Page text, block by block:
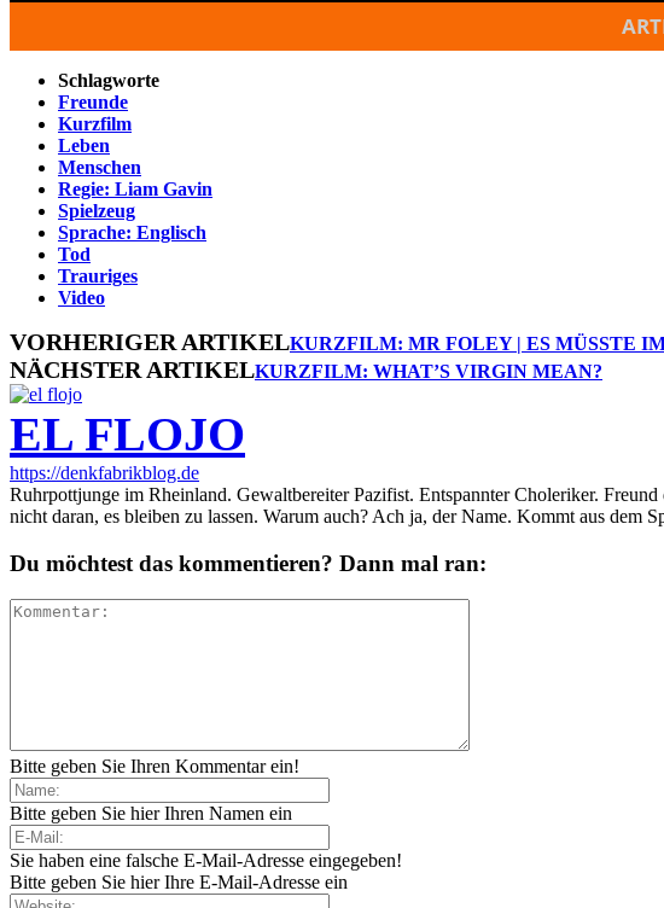
Schlagworte
Freunde
Kurzfilm
Leben
Menschen
Regie: Liam Gavin
Spielzeug
Sprache: Englisch
Tod
Trauriges
Video
VORHERIGER ARTIKELKURZFILM: MR FOLEY | ES MÜSSTE
NÄCHSTER ARTIKELKURZFILM: WHAT’S VIRGIN MEAN?
EL FLOJO
https://denkfabrikblog.de
Ruhrpottjunge im Rheinland. Gewaltbereiter Pazifist. Entspannter Choleriker.
nicht daran, es bleiben zu lassen. Warum auch? Ach ja, der Name. Kommt aus dem
Du möchtest das kommentieren? Dann mal ran:
Bitte geben Sie Ihren Kommentar ein!
Bitte geben Sie hier Ihren Namen ein
Sie haben eine falsche E-Mail-Adresse eingegeben!
Bitte geben Sie hier Ihre E-Mail-Adresse ein